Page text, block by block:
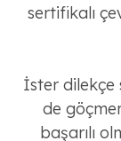
sertifikalı
İster dilekçe
de
başarılı